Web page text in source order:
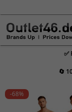
✅
🔄
-68%